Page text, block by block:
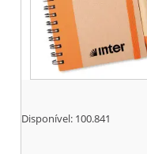
Disponível: 100.841